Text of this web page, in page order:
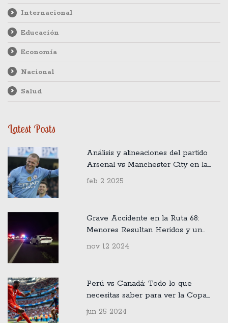
Internacional
Educación
Economía
Nacional
Salud
Latest Posts
Análisis y alineaciones del partido
Arsenal vs Manchester City en la
Premier League
feb 2 2025
Grave Accidente en la Ruta 68:
Menores Resultan Heridos y un
Niño de 10 Años en Estado Crítico
nov 12 2024
Perú vs Canadá: Todo lo que
necesitas saber para ver la Copa
América 2024 en vivo
jun 25 2024